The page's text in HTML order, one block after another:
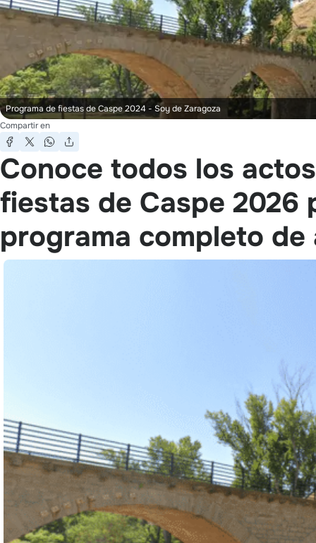
Programa de fiestas de Caspe 2024- Soy de Zaragoza
Compartir en
Conoce todos los
fiestas de Caspe 2026
programa completo